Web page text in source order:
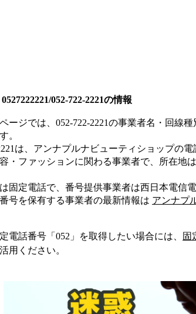
0527222221/052-722-2221の情報
ージでは、 052-722-2221の事業者名・回線
。
は、 アンナプルナビューティショップの電
・ファッションに関わる事業者で、所在地
固定電話で、番号提供事業者は西日本電信
号を保有する事業者の最新情報は アンナプ
電話番号「 052 」を取得したい場合には、 固
用ください。